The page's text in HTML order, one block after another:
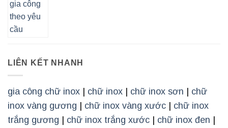
LIÊN KẾT NHANH
gia công chữ inox | chữ inox | chữ inox sơn | chữ
inox vàng gương | chữ inox vàng xước | chữ inox
trắng gương | chữ inox trắng xước | chữ inox đen |